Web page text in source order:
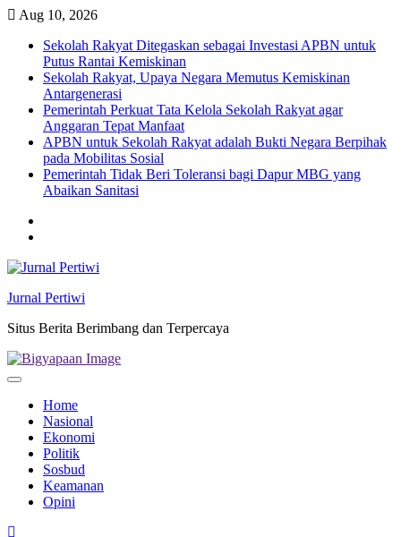
Skip
content
Aug 10, 2026
Sekolah Rakyat Ditegaskan sebagai Investasi APBN untuk
Putus Rantai Kemiskinan
Sekolah Rakyat, Upaya Negara Memutus Kemiskinan
Antargenerasi
Pemerintah Perkuat Tata Kelola Sekolah Rakyat agar
Anggaran Tepat Manfaat
APBN untuk Sekolah Rakyat adalah Bukti Negara Berpihak
pada Mobilitas Sosial
Pemerintah Tidak Beri Toleransi bagi Dapur MBG yang
Abaikan Sanitasi
Jurnal Pertiwi
Situs Berita Berimbang dan Terpercaya
Home
Nasional
Ekonomi
Politik
Sosbud
Keamanan
Opini